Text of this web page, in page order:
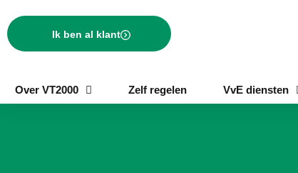
Ik ben al klant
Over VT2000 Zelf regelen VvE diensten